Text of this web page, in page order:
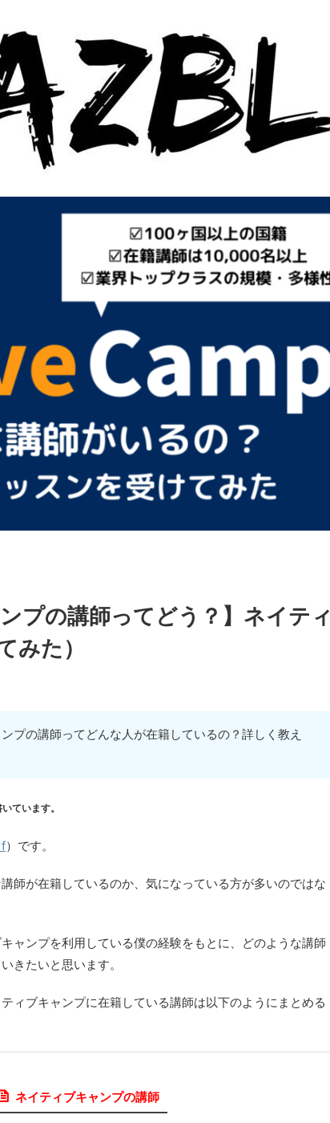
プの講師ってどう？】ネイティ
みた）
プの講師ってどんな人が在籍しているの？詳しく教え
ています。
）です。
師が在籍しているのか、気になっている方が多いのではな
ャンプを利用している僕の経験をもとに、どのような講師
きたいと思います。
ィブキャンプに在籍している講師は以下のようにまとめる
ネイティブキャンプの講師